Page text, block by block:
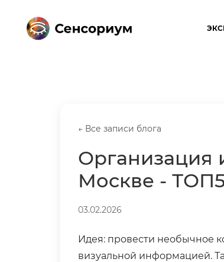
← Все записи блога
Организация
Москве -
03.02.2026
Идея: провести необычное
визуальной информацией.